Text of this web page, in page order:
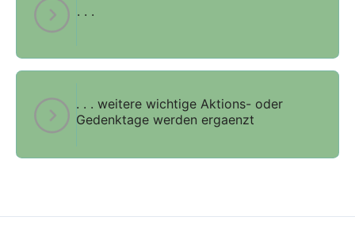
. . .
. . . weitere wichtige Aktions- oder
Gedenktage werden ergaenzt